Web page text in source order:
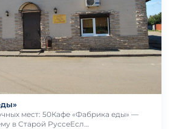
мест: 50Кафе «Фабрика еды» —
в Старой РуссеЕсл…